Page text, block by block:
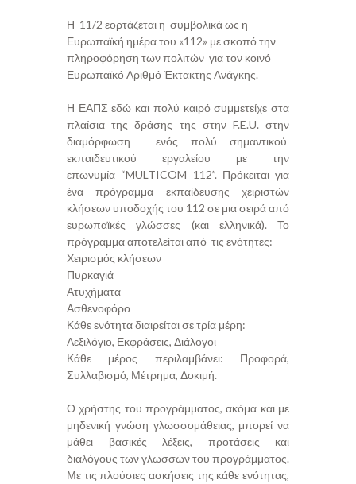
Η 11/2 εορτάζεται η συμβολικά ως η
Ευρωπαϊκή ημέρα του «112» με σκοπό την
πληροφόρηση των πολιτών για τον κοινό
Ευρωπαϊκό Αριθμό Έκτακτης Ανάγκης.
Η ΕΑΠΣ εδώ και πολύ καιρό συμμετείχε στα
πλαίσια της δράσης της στην F.E.U. στην
διαμόρφωση ενός πολύ σημαντικού
εκπαιδευτικού εργαλείου με την
επωνυμία “MULTICOM 112”. Πρόκειται για
ένα πρόγραμμα εκπαίδευσης χειριστών
κλήσεων υποδοχής του 112 σε μια σειρά από
ευρωπαϊκές γλώσσες (και ελληνικά). Το
πρόγραμμα αποτελείται από τις ενότητες:
Χειρισμός κλήσεων
Πυρκαγιά
Ατυχήματα
Ασθενοφόρο
Κάθε ενότητα διαιρείται σε τρία μέρη:
Λεξιλόγιο, Εκφράσεις, Διάλογοι
Κάθε μέρος περιλαμβάνει: Προφορά,
Συλλαβισμό, Μέτρημα, Δοκιμή.
Ο χρήστης του προγράμματος, ακόμα και με
μηδενική γνώση γλωσσομάθειας, μπορεί να
μάθει βασικές λέξεις, προτάσεις και
διαλόγους των γλωσσών του προγράμματος.
Με τις πλούσιες ασκήσεις της κάθε ενότητας,